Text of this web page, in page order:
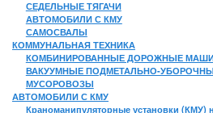
СЕДЕЛЬНЫЕ ТЯГАЧИ
АВТОМОБИЛИ С КМУ
САМОСВАЛЫ
КОММУНАЛЬНАЯ ТЕХНИКА
КОМБИНИРОВАННЫЕ ДОРОЖНЫЕ
ВАКУУМНЫЕ ПОДМЕТАЛЬНО-
МУСОРОВОЗЫ
АВТОМОБИЛИ С КМУ
Краноманипуляторные установки (КМУ)